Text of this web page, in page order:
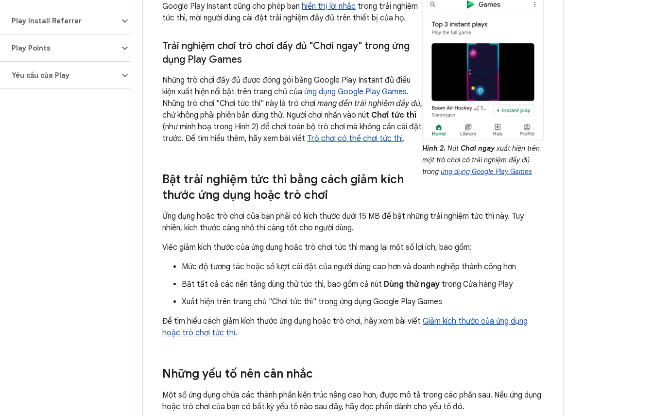
Play Install Referrer
Play Points
Yêu cầu của Play
Hình 2. Nút Chơi ngayxuất hiện trên
một trò chơi có trải nghiệm đầy đủ
trong ứng dụng Google Play Games
Google Play Instant cũng cho phép bạn hiển thị lời nhắc trong trải nghiệm
tức thì, mời người dùng cài đặt trải nghiệm đầy đủ trên thiết bị của họ.
Trải nghiệm chơi trò chơi đầy đủ "Chơi ngay" trong ứng
dụng Play Games
Những trò chơi đầy đủ được đóng gói bằng Google Play Instant đủ điều
kiện xuất hiện nổi bật trên trang chủ của ứng dụng Google Play Games.
Những trò chơi "Chơi tức thì" này là trò chơi mang đến trải nghiệm đầy đủ,
chứ không phải phiên bản dùng thử. Người chơi nhấn vào nút Chơi tức thì
(như minh hoạ trong Hình 2) để chơi toàn bộ trò chơi mà không cần cài đặt
trước. Để tìm hiểu thêm, hãy xem bài viết Trò chơi có thể chơi tức thì.
Bật trải nghiệm tức thì bằng cách giảm kích
thước ứng dụng hoặc trò chơi
Ứng dụng hoặc trò chơi của bạn phải có kích thước dưới 15 MB để bật những trải nghiệm tức thì này. Tuy
nhiên, kích thước càng nhỏ thì càng tốt cho người dùng.
Việc giảm kích thước của ứng dụng hoặc trò chơi tức thì mang lại một số lợi ích, bao gồm:
Mức độ tương tác hoặc số lượt cài đặt của người dùng cao hơn và doanh nghiệp thành công hơn
Bật tất cả các nền tảng dùng thử tức thì, bao gồm cả nút Dùng thử ngay trong Cửa hàng Play
Xuất hiện trên trang chủ "Chơi tức thì" trong ứng dụng Google Play Games
Để tìm hiểu cách giảm kích thước ứng dụng hoặc trò chơi, hãy xem bài viết Giảm kích thước của ứng dụng
hoặc trò chơi tức thì.
Những yếu tố nên cân nhắc
Một số ứng dụng chứa các thành phần kiến trúc nâng cao hơn, được mô tả trong các phần sau. Nếu ứng dụng
hoặc trò chơi của bạn có bất kỳ yếu tố nào sau đây, hãy đọc phần dành cho yếu tố đó.